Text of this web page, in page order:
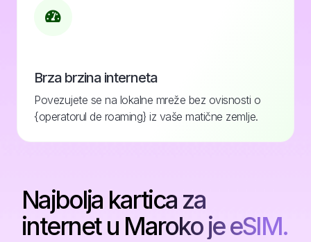
Brza brzina interneta
Povezujete se na lokalne mreže bez ovisnosti o
{operatorul de roaming} iz vaše matične zemlje.
Najbolja kartica za
internet u Maroko je eSIM.